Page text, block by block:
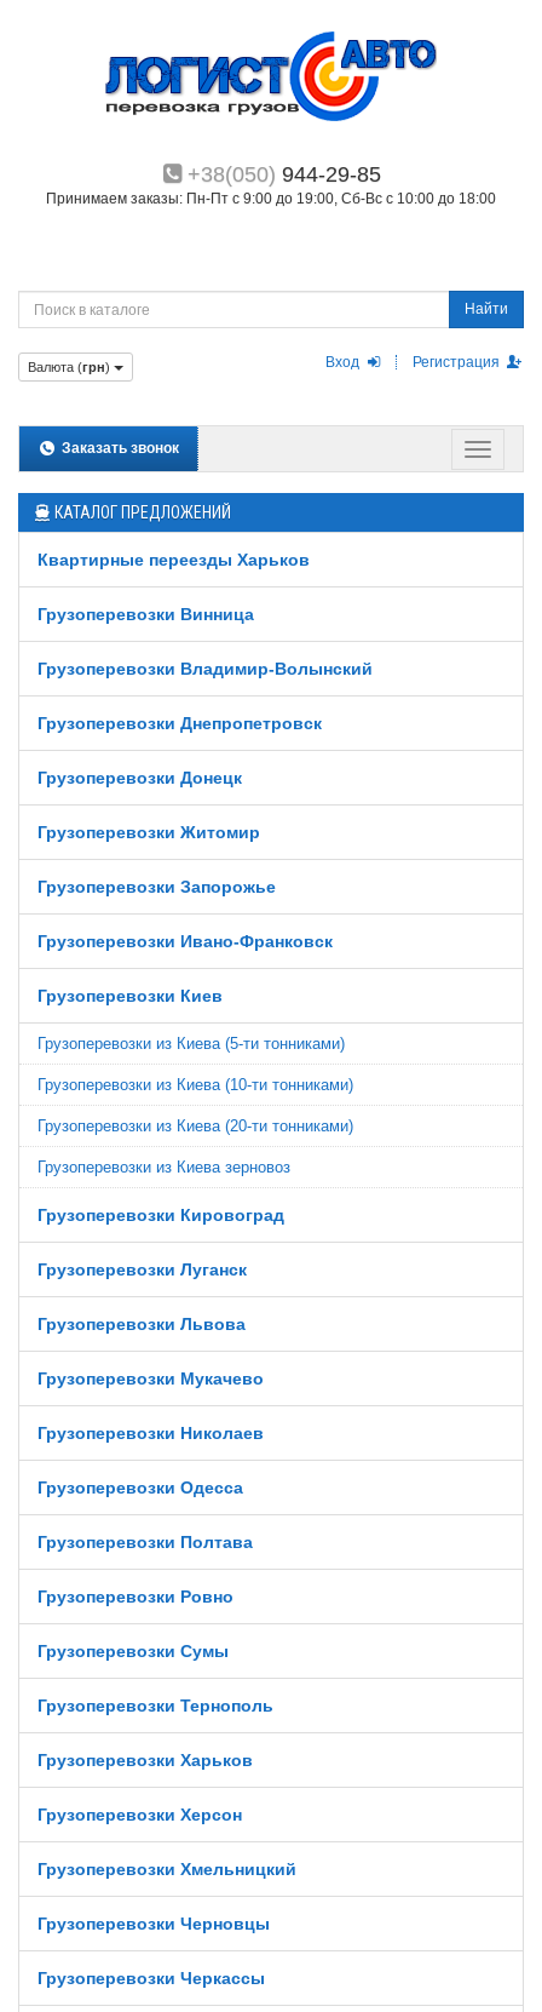
+38(050) 944-29-85
Принимаем заказы: Пн-Пт с 9:00 до 19:00, Сб-Вс с 10:00 до 18:00
Найти
Вход Регистрация
Валюта (грн)
Заказать звонок
КАТАЛОГ ПРЕДЛОЖЕНИЙ
Квартирные переезды Харьков
Грузоперевозки Винница
Грузоперевозки Владимир-Волынский
Грузоперевозки Днепропетровск
Грузоперевозки Донецк
Грузоперевозки Житомир
Грузоперевозки Запорожье
Грузоперевозки Ивано-Франковск
Грузоперевозки Киев
Грузоперевозки из Киева (5-ти тонниками)
Грузоперевозки из Киева (10-ти тонниками)
Грузоперевозки из Киева (20-ти тонниками)
Грузоперевозки из Киева зерновоз
Грузоперевозки Кировоград
Грузоперевозки Луганск
Грузоперевозки Львова
Грузоперевозки Мукачево
Грузоперевозки Николаев
Грузоперевозки Одесса
Грузоперевозки Полтава
Грузоперевозки Ровно
Грузоперевозки Сумы
Грузоперевозки Тернополь
Грузоперевозки Харьков
Грузоперевозки Херсон
Грузоперевозки Хмельницкий
Грузоперевозки Черновцы
Грузоперевозки Черкассы